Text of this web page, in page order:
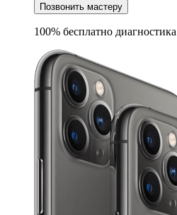
Позвонить мастеру
100% бесплатно диагностика